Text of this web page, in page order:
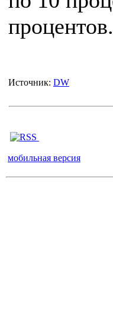
процентов.
Источник: DW
мобильная версия